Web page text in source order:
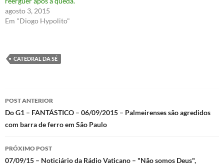
agosto 3, 2015
Em "Diogo Hypolito"
CATEDRAL DA SÉ
Navegação
de
posts
POST ANTERIOR
Do G1 – FANTÁSTICO – 06/09/2015 – Palmeirenses são agredidos
com barra de ferro em São Paulo
PRÓXIMO POST
07/09/15 – Noticiário da Rádio Vaticano – "Não somos Deus",